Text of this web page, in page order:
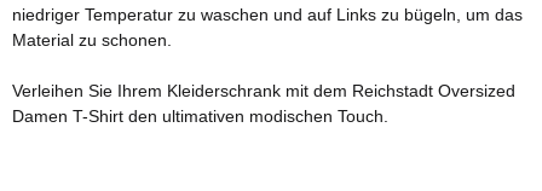
niedriger Temperatur zu waschen und auf Links zu bügeln, um das
Material zu schonen.
Verleihen Sie Ihrem Kleiderschrank mit dem Reichstadt Oversized
Damen T-Shirt den ultimativen modischen Touch.